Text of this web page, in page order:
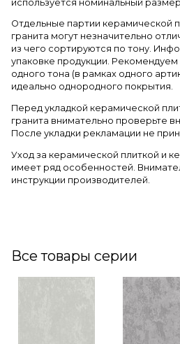
используется номинальный размер.
Отдельные партии керамической
гранита могут незначительно
из чего сортируются по тону.
упаковке продукции.
одного тона (в рамках одного
идеально однородного покрытия.
Перед укладкой керамической
гранита внимательно проверьте
После укладки рекламации не
Уход за керамической плиткой и
имеет ряд особенностей.
инструкции производителей.
Все товары серии